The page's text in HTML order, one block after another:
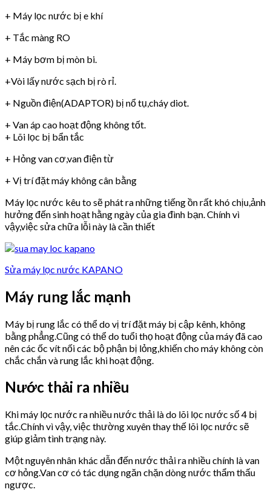
+ Máy lọc nước bị e khí
+ Tắc màng RO
+ Máy bơm bị mòn bi.
+Vòi lấy nước sạch bị rò rỉ.
+ Nguồn điện(ADAPTOR) bị nổ tụ,cháy diot.
+ Van áp cao hoạt động không tốt.
+ Lõi lọc bị bẩn tắc
+ Hỏng van cơ,van điện từ
+ Vị trí đặt máy không cân bằng
Máy lọc nước kêu to sẽ phát ra những tiếng ồn rất khó chịu,ảnh
hưởng đến sinh hoạt hằng ngày của gia đình bạn. Chính vì
vậy,việc sửa chữa lỗi này là cần thiết
Sửa máy lọc nước KAPANO
Máy rung lắc mạnh
Máy bị rung lắc có thể do vị trí đặt máy bị cập kênh, không
bằng phẳng.Cũng có thể do tuổi thọ hoạt động của máy đã cao
nên các ốc vít nối các bộ phận bị lỏng,khiến cho máy không còn
chắc chắn và rung lắc khi hoạt động.
Nước thải ra nhiều
Khi máy lọc nước ra nhiều nước thải là do lõi lọc nước số 4 bị
tắc.Chính vì vậy, việc thường xuyên thay thế lõi lọc nước sẽ
giúp giảm tình trạng này.
Một nguyên nhân khác dẫn đến nước thải ra nhiều chính là van
cơ hỏng.Van cơ có tác dụng ngăn chặn dòng nước thẩm thấu
ngược.